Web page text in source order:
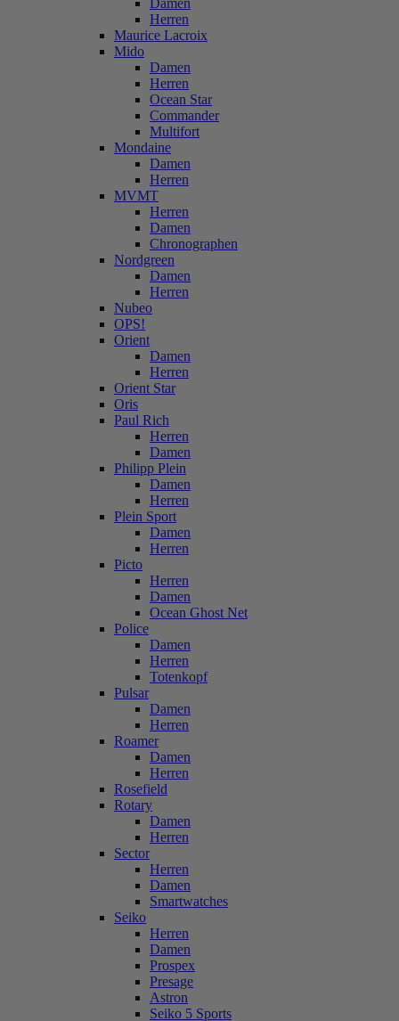
Damen
Herren
Maurice Lacroix
Mido
Damen
Herren
Ocean Star
Commander
Multifort
Mondaine
Damen
Herren
MVMT
Herren
Damen
Chronographen
Nordgreen
Damen
Herren
Nubeo
OPS!
Orient
Damen
Herren
Orient Star
Oris
Paul Rich
Herren
Damen
Philipp Plein
Damen
Herren
Plein Sport
Damen
Herren
Picto
Herren
Damen
Ocean Ghost Net
Police
Damen
Herren
Totenkopf
Pulsar
Damen
Herren
Roamer
Damen
Herren
Rosefield
Rotary
Damen
Herren
Sector
Herren
Damen
Smartwatches
Seiko
Herren
Damen
Prospex
Presage
Astron
Seiko 5 Sports